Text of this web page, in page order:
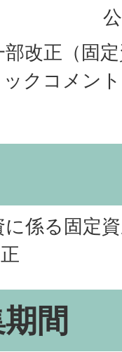
改正（固
クコメン
係る固定
間